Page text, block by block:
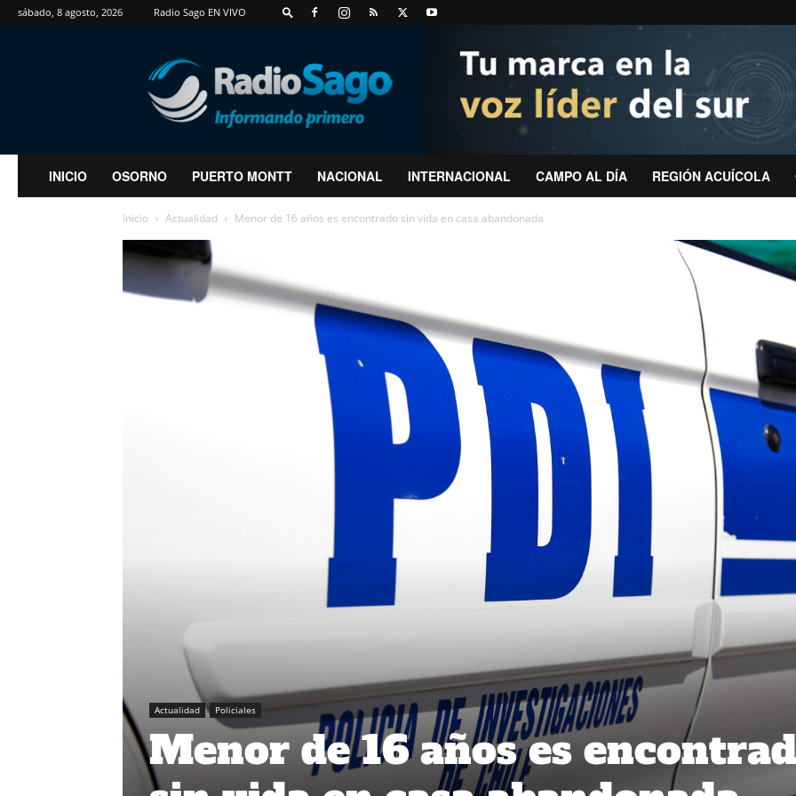
sábado, 8 agosto, 2026 Radio Sago EN VIVO
RadioSago
INICIO OSORNO PUERTO MONTT NACIONAL INTERNACIONAL CAMPO AL DÍA REGIÓN ACUÍCOLA
Inicio Actualidad Menor de 16 años es encontrado sin vida en casa abandonada
Actualidad Policiales
Menor de 16 años es